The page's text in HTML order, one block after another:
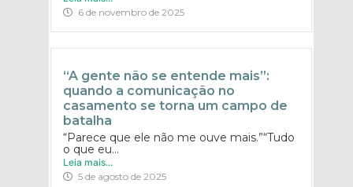
6 de novembro de 2025
“A gente não se entende mais”:
quando a comunicação no
casamento se torna um campo de
batalha
“Parece que ele não me ouve mais.”“Tudo
o que eu...
Leia mais...
5 de agosto de 2025